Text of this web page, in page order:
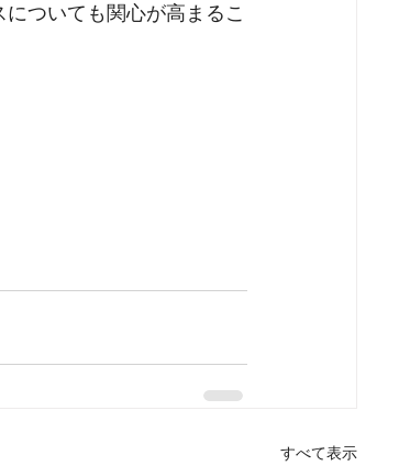
ついても関心が高まるこ
すべて表示